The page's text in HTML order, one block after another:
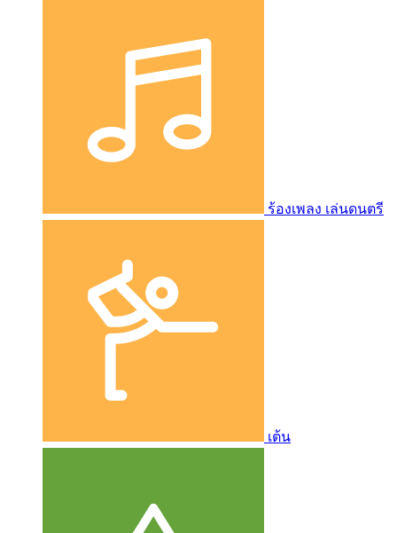
ร้องเพลง เล่นดนตรี
เต้น